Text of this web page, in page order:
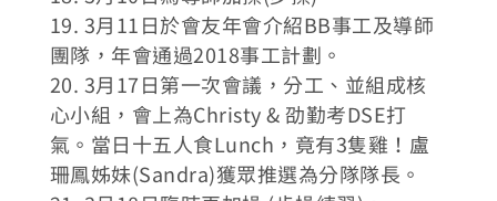
19. 3月11日於會友年會介紹BB事工及導師
團隊，年會通過2018事工計劃。
20. 3月17日第一次會議，分工、並組成核
心小組，會上為Christy & 劭勤考DSE打
氣。當日十五人食Lunch，竟有3隻雞！盧
珊鳳姊妹(Sandra)獲眾推選為分隊隊長。